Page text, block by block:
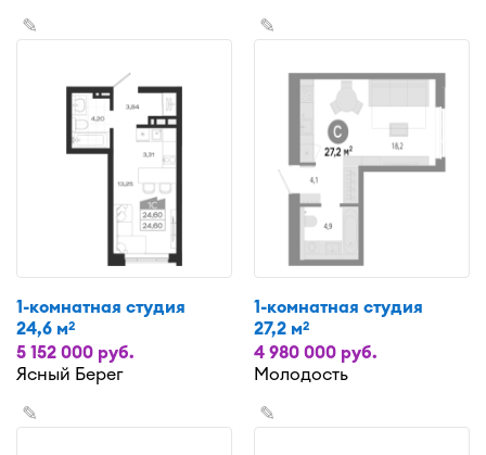
✎
1-комнатная студия
24,6 м2
5 152 000 руб.
Ясный Берег
✎
1-комнатная студия
27,2 м2
4 980 000 руб.
Молодость
✎ ✎